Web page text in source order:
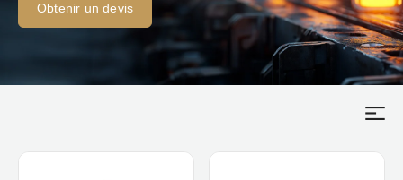
Obtenir un devis